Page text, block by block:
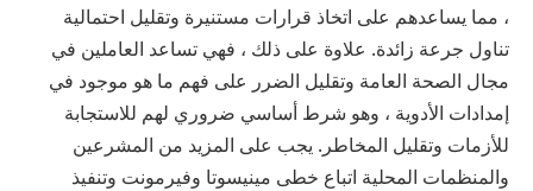
، مما يساعدهم على اتخاذ قرارات مستنيرة وتقليل احتمالية
تناول جرعة زائدة. علاوة على ذلك ، فهي تساعد العاملين في
مجال الصحة العامة وتقليل الضرر على فهم ما هو موجود في
إمدادات الأدوية ، وهو شرط أساسي ضروري لهم للاستجابة
للأزمات وتقليل المخاطر. يجب على المزيد من المشرعين
والمنظمات المحلية اتباع خطى مينيسوتا وفيرمونت وتنفيذ